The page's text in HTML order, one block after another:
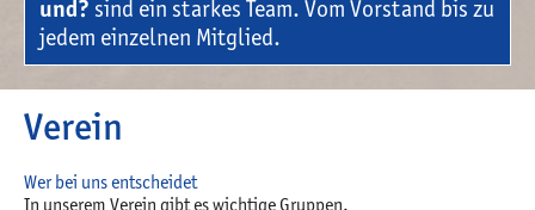
und? sind ein starkes Team. Vom Vorstand bis zu
jedem einzelnen Mitglied.
Verein
Wer bei uns entscheidet